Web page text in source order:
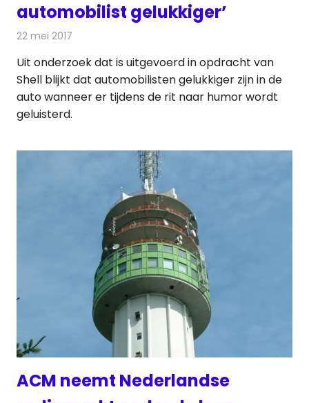
automobilist gelukkiger’
22 mei 2017
Uit onderzoek dat is uitgevoerd in opdracht van
Shell blijkt dat automobilisten gelukkiger zijn in de
auto wanneer er tijdens de rit naar humor wordt
geluisterd.
ACM neemt Nederlandse